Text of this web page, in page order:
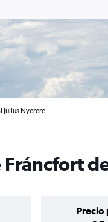
Julius Nyerere
Precio